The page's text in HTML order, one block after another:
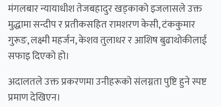
मंगलबार न्यायाधीश तेजबहादुर खड्काको इजलासले उक्त
मुद्धामा सन्दीप र प्रतीकसहित रामशरण केसी, टंककुमार
गुरूङ, लक्ष्मी महर्जन, केशव तुलाधर र आशिष बुढाथोकीलाई
सफाइ दिएको हो।
अदालतले उक्त प्रकरणमा उनीहरूको संलग्नता पुष्टि हुने स्पष्ट
प्रमाण देखिएन।